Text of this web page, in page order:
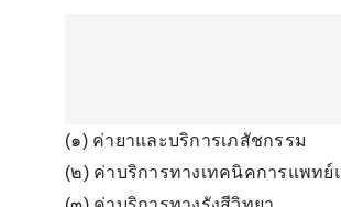
(๑) ค่ายาและบริการเภสัชกรรม
(๒) ค่าบริการทางเทคนิคการแพท